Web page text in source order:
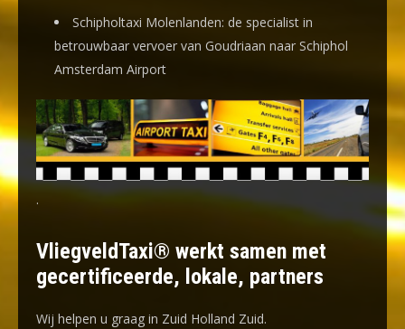
Schipholtaxi Molenlanden: de specialist in
betrouwbaar vervoer van Goudriaan naar Schiphol
Amsterdam Airport
.
VliegveldTaxi® werkt samen met
gecertificeerde, lokale, partners
Wij helpen u graag in Zuid Holland Zuid.